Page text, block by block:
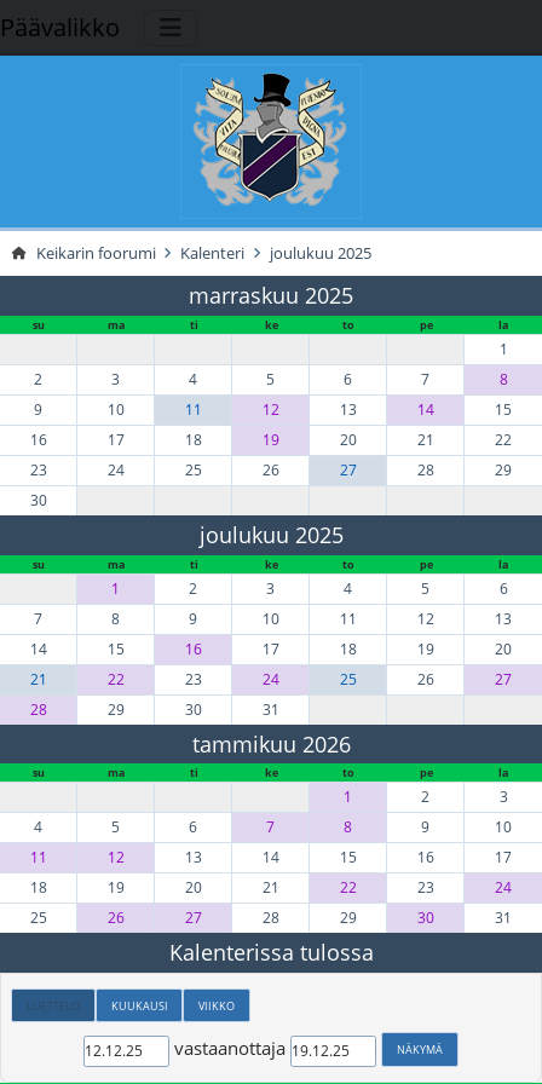
Päävalikko
Keikarin foorumi Kalenteri joulukuu 2025
marraskuu 2025
su ma ti ke to pe la
1
2
3 4 5 6 7
8
9
10 11 12 13 14
15
16
17 18 19 20 21
22
23
24 25 26 27 28
29
30
joulukuu 2025
su ma ti ke to pe la
1 2 3 4 5
6
7
8 9 10 11 12
13
14
15 16 17 18 19
20
21
22 23 24 25 26
27
28
29 30 31
tammikuu 2026
su ma ti ke to pe la
1 2
3
4
5 6 7 8 9
10
11
12 13 14 15 16
17
18
19 20 21 22 23
24
25
26 27 28 29 30 31
Kalenterissa tulossa
LUETTELO KUUKAUSI VIIKKO
vastaanottaja